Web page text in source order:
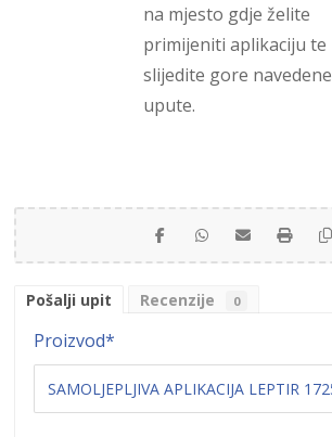
na mjesto gdje želite
primijeniti aplikaciju te
slijedite gore navedene
upute.
Pošalji upit Recenzije 0
Proizvod*